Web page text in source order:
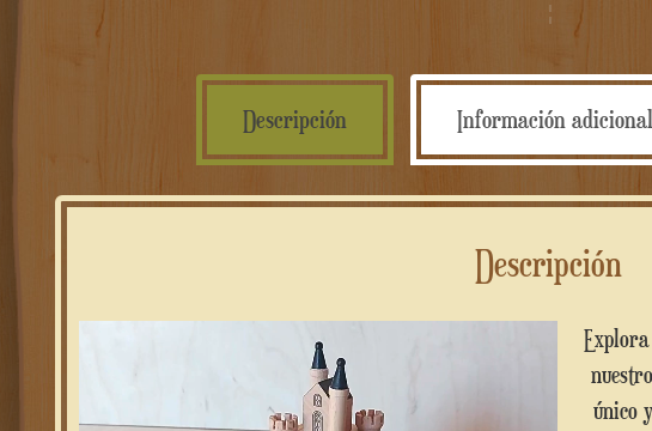
Descripción Información
Descripción
Reproductor
de
vídeo
Explora el mundo encantado de la nostalgia con
único